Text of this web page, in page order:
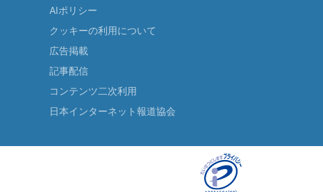
AIポリシー
クッキーの利用について
広告掲載
記事配信
コンテンツ二次利用
日本インターネット報道協会